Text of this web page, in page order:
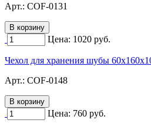
Арт.: COF-0131
Цена: 1020 руб.
Чехол для хранения шубы
Арт.: COF-0148
Цена: 760 руб.